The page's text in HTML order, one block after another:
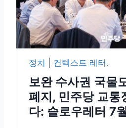
정치 컨텍스트 레터.
보완 수사권 국물
폐지, 민주당 교통
다: 슬로우레터 7